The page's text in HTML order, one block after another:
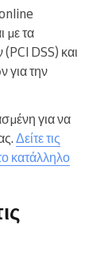
με τα
DSS) και
για την
για να
Δείτε τις
κατάλληλο